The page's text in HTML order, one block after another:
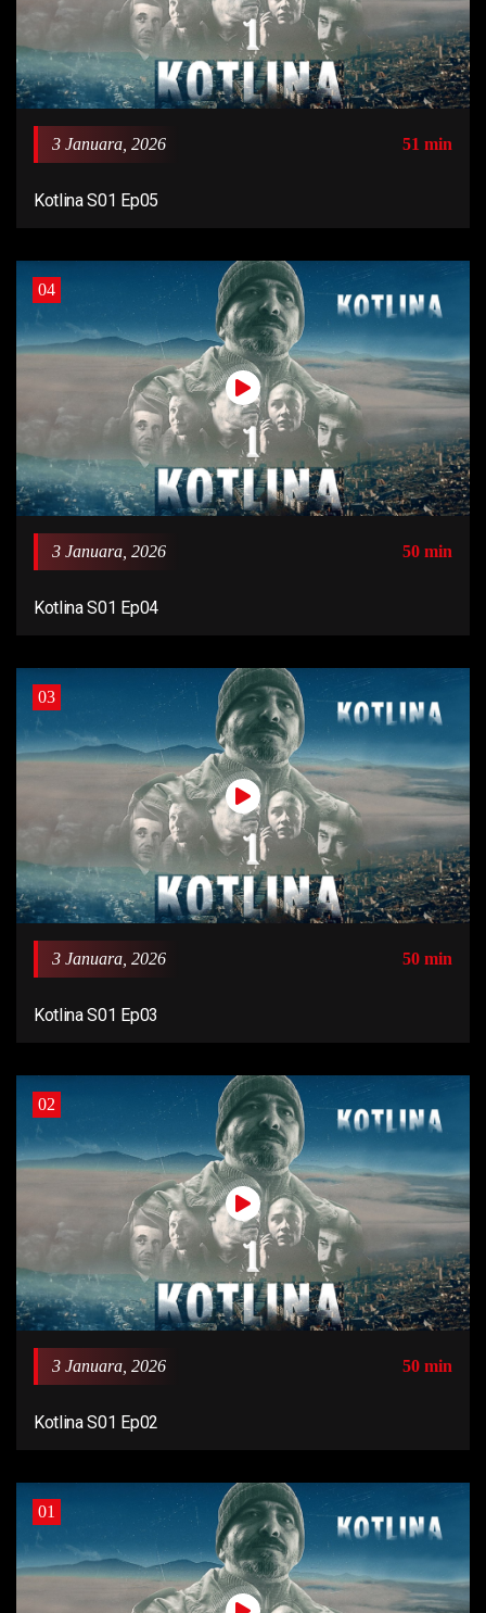
3 Januara, 2026 51 min
Kotlina S01 Ep05
04
3 Januara, 2026 50 min
Kotlina S01 Ep04
03
3 Januara, 2026 50 min
Kotlina S01 Ep03
02
3 Januara, 2026 50 min
Kotlina S01 Ep02
01